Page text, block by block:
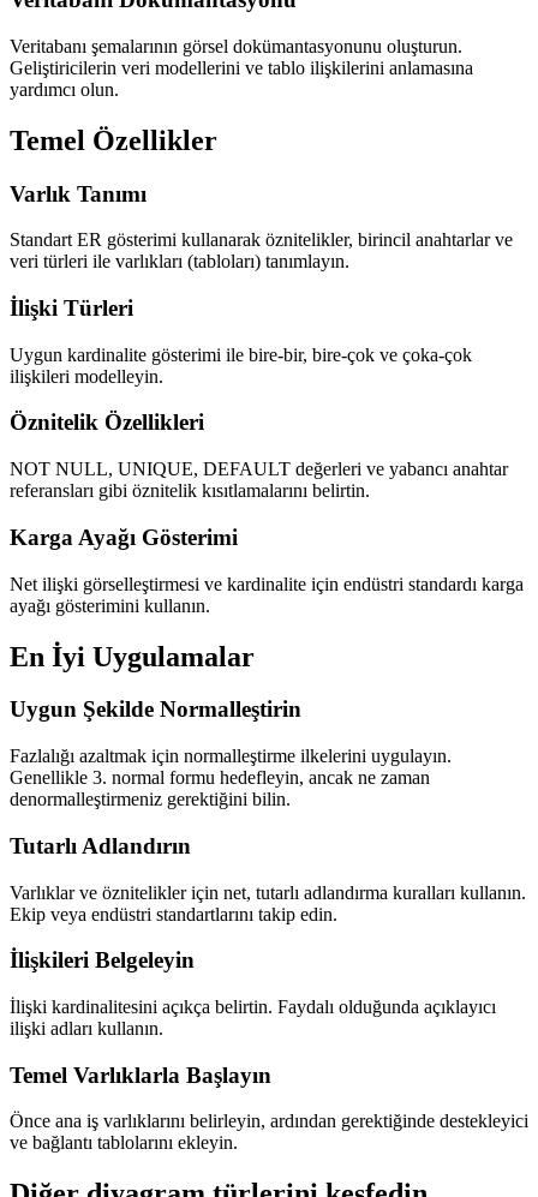
Veritabanı şemalarının görsel dokümantasyonunu oluşturun.
Geliştiricilerin veri modellerini ve tablo ilişkilerini anlamasına
yardımcı olun.
Temel Özellikler
Varlık Tanımı
Standart ER gösterimi kullanarak öznitelikler, birincil anahtarlar ve
veri türleri ile varlıkları (tabloları) tanımlayın.
İlişki Türleri
Uygun kardinalite gösterimi ile bire-bir, bire-çok ve çoka-çok
ilişkileri modelleyin.
Öznitelik Özellikleri
NOT NULL, UNIQUE, DEFAULT değerleri ve yabancı anahtar
referansları gibi öznitelik kısıtlamalarını belirtin.
Karga Ayağı Gösterimi
Net ilişki görselleştirmesi ve kardinalite için endüstri standardı karga
ayağı gösterimini kullanın.
En İyi Uygulamalar
Uygun Şekilde Normalleştirin
Fazlalığı azaltmak için normalleştirme ilkelerini uygulayın.
Genellikle 3. normal formu hedefleyin, ancak ne zaman
denormalleştirmeniz gerektiğini bilin.
Tutarlı Adlandırın
Varlıklar ve öznitelikler için net, tutarlı adlandırma kuralları kullanın.
Ekip veya endüstri standartlarını takip edin.
İlişkileri Belgeleyin
İlişki kardinalitesini açıkça belirtin. Faydalı olduğunda açıklayıcı
ilişki adları kullanın.
Temel Varlıklarla Başlayın
Önce ana iş varlıklarını belirleyin, ardından gerektiğinde destekleyici
ve bağlantı tablolarını ekleyin.